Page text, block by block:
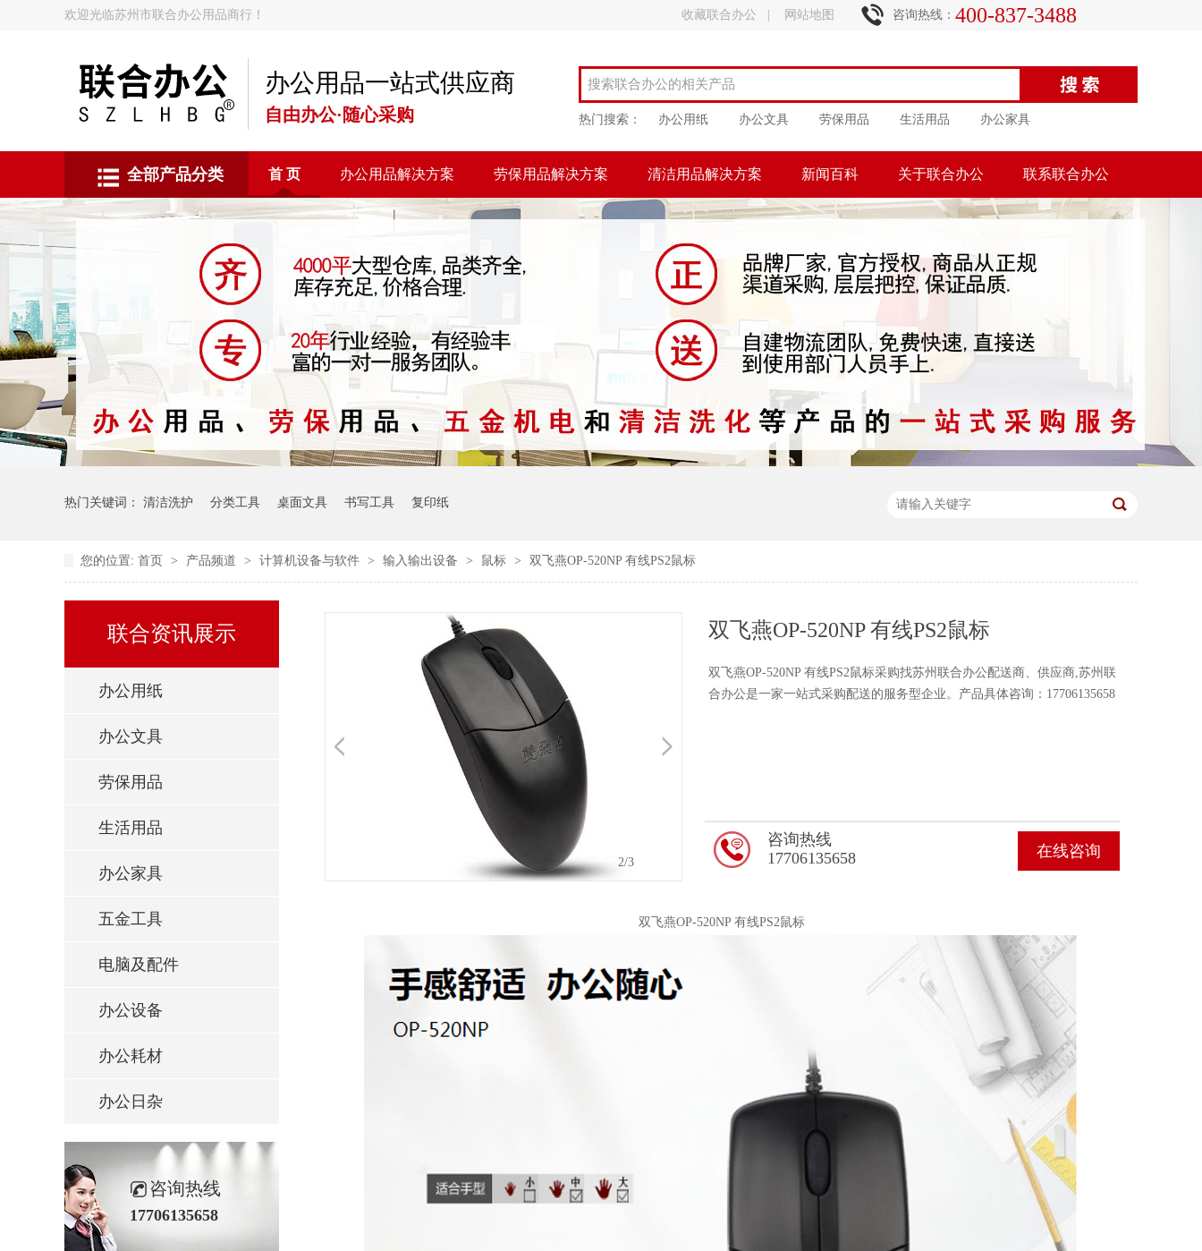
欢迎光临苏州市联合办公用品商行！ 收藏联合办公 网站地图 咨询热线： 400-837-3488
办公用品一站式供应商
自由办公·随心采购 热门搜索： 办公用纸 办公文具 劳保用品 生活用品 办公家具
全部产品分类 首 页 办公用品解决方案 劳保用品解决方案 清洁用品解决方案 新闻百科 关于联合办公 联系联合办公
热门关键词： 清洁洗护 分类工具 桌面文具 书写工具 复印纸
您的位置: 首页 > 产品频道 > 计算机设备与软件 > 输入输出设备 > 鼠标 > 双飞燕OP-520NP 有线PS2鼠标
联合资讯展示
办公用纸
办公文具
劳保用品
生活用品
办公家具
五金工具
电脑及配件
办公设备
办公耗材
办公日杂
咨询热线
17706135658
2/3
双飞燕OP-520NP 有线PS2鼠标
双飞燕OP-520NP 有线PS2鼠标采购找苏州联合办公配送商、供应商,苏州联
合办公是一家一站式采购配送的服务型企业。产品具体咨询：17706135658
在线咨询
咨询热线
17706135658
双飞燕OP-520NP 有线PS2鼠标